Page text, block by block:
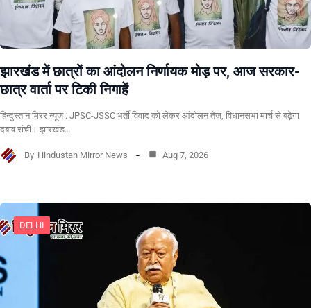
झारखंड में छात्रों का आंदोलन निर्णायक मोड़ पर, आज सरकार-
छात्र वार्ता पर टिकी निगाहें
हिन्दुस्तान मिरर न्यूज़ : JPSC-JSSC भर्ती विवाद को लेकर आंदोलन तेज, विधानसभा मार्च से बढ़ेगा
दबाव रांची। झारखंड…
By Hindustan Mirror News Aug 7, 2026
DELHI